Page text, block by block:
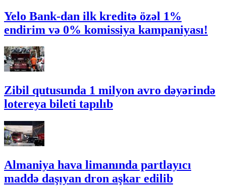
Yelo Bank-dan ilk kreditə özəl 1%
endirim və 0% komissiya kampaniyası!
Zibil qutusunda 1 milyon avro dəyərində
lotereya bileti tapılıb
Almaniya hava limanında partlayıcı
maddə daşıyan dron aşkar edilib